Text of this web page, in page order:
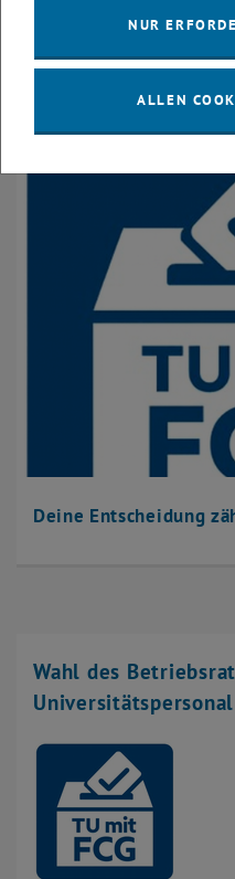
Deine Entscheidung
Wahl des
Universitätspersonal
NUR
ALLEN